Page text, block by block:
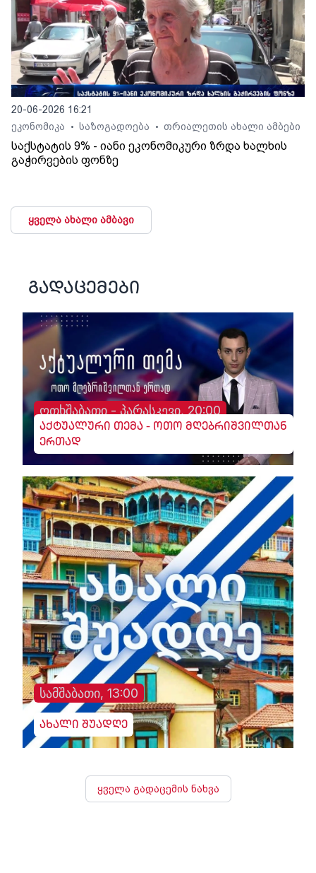
20-06-2026 16:21
ეკონომიკა
• საზოგადოება • თრიალეთის ახალი ამბები
საქსტატის 9% - იანი ეკონომიკური ზრდა ხალხის
გაჭირვების ფონზე
ყველა ახალი ამბავი
გადაცემები
ოთხშაბათი - პარასკევი, 20:00
აქტუალური თემა - ოთო მღებრიშვილთან
ერთად
სამშაბათი, 13:00
ახალი შუადღე
ყველა გადაცემის ნახვა